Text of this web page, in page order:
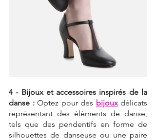
4 - Bijoux et accessoires inspirés de la
danse : Optez pour des bijoux délicats
représentant des éléments de danse,
tels que des pendentifs en forme de
silhouettes de danseuse ou une paire